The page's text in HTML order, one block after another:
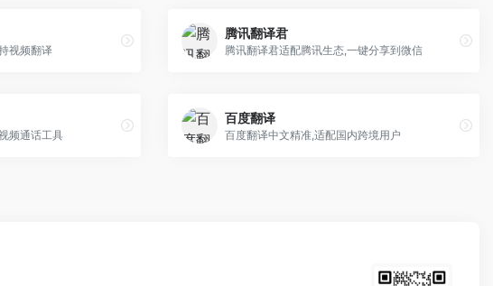
视频翻译
腾讯翻译君
腾讯翻译君适配腾讯生态,一键分享到微信
频通话工具
百度翻译
百度翻译中文精准,适配国内跨境用户